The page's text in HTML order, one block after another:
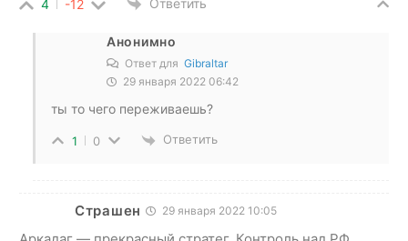
4 -12 Ответить
Анонимно
Ответ для Gibraltar
29 января 2022 06:42
ты то чего переживаешь?
1 0 Ответить
Страшен 29 января 2022 10:05